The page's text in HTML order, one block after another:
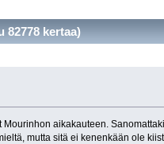
kertaa)
aikakauteen.
mutta sitä ei kenenkään ole